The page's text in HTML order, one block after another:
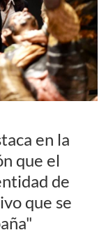
en la
que el
de
que se